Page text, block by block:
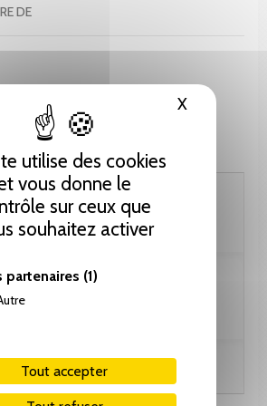
utilise des cookies
vous donne le
sur ceux que
souhaitez activer
partenaires (1)
Tout accepter
XMasquer
DE
Pinterest
410.40 CHF
Ajouter au panier